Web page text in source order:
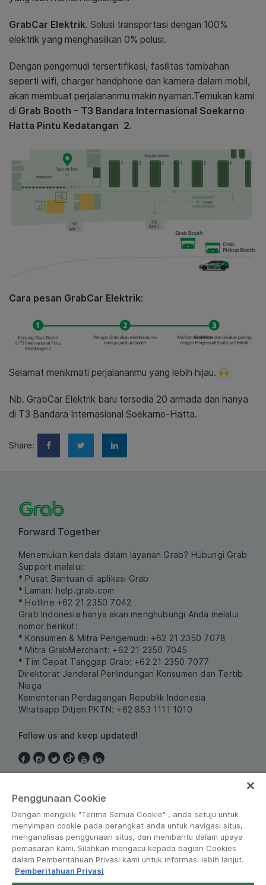
GrabCar Elektrik. Solusi transportasi dengan 100%
elektrik yang menghasilkan 0% polusi.
Dengan pengemudi tersertifikasi, fasilitas tambahan
seperti wifi, charger handphone dan kamera dalam mobil,
akan membuat perjalananmu makin nyaman.Temukan kami
di Grab Booth – T3 Bandara Internasional Soekarno
Hatta Pintu Kedatangan 2.
Cara pesan GrabCar Elektrik:
Selamat menikmati perjalananmu yang lebih hijau.
Nb. GrabCar Elektrik baru tersedia 20 armada dan hanya
di T3 Bandara Internasional Soekarno-Hatta.
Share:
Forward Together
Menemukan kendala dalam layanan Grab? Hubungi Grab
Support melalui:
* Pusat Bantuan di aplikasi Grab
* Laman: help.grab.com
* Hotline +62 21 2350 7042
Grab Indonesia hanya akan menghubungi Anda melalui
nomor berikut:
* Konsumen & Mitra Pengemudi: +62 21 2350 7078
* Mitra GrabMerchant: +62 21 2350 7045
* Tim Cepat Tanggap Grab: +62 21 2350 7077
Direktorat Jenderal Perlindungan Konsumen dan Tertib
Niaga
Kementerian Perdagangan Republik Indonesia
Whatsapp Ditjen PKTN: +62 853 1111 1010
Follow us and keep updated!
Penggunaan Cookie
Dengan mengklik "Terima Semua Cookie" , anda setuju untuk
menyimpan cookie pada perangkat anda untuk navigasi situs,
menganalisas penggunaan situs, dan membantu dalam upaya
pemasaran kami. Silahkan mengacu kepada bagian Cookies
dalam Pemberitahuan Privasi kami untuk informasi lebih lanjut.
Pemberitahuan Privasi